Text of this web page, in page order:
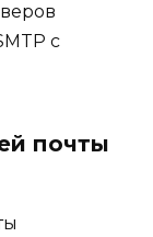
с
почты